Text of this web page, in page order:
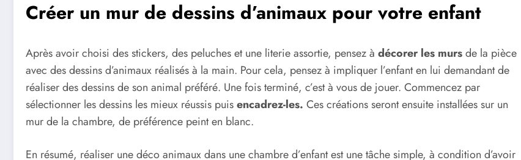
Créer un mur de dessins d’animaux pour votre enfant
Après avoir choisi des stickers, des peluches et une literie assortie, pensez à décorer les mursde la pièce
avec des dessins d’animaux réalisés à la main. Pour cela, pensez à impliquer l’enfant en lui demandant de
réaliser des dessins de son animal préféré. Une fois terminé, c’est à vous de jouer. Commencez par
sélectionner les dessins les mieux réussis puisencadrez-les. Ces créations seront ensuite installées sur un
mur de la chambre, de préférence peint en blanc.
En résumé, réaliser une déco animaux dans une chambre d’enfant est une tâche simple, à condition d’avoir